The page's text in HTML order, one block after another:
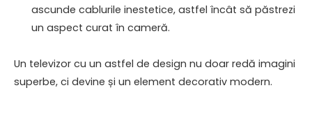
ascunde cablurile inestetice, astfel încât să păstrezi
un aspect curat în cameră.
Un televizor cu un astfel de design nu doar redă imagini
superbe, ci devine și un element decorativ modern.